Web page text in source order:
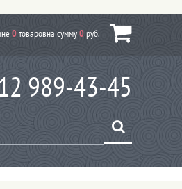
0товаровна сумму0руб.
989-43-45